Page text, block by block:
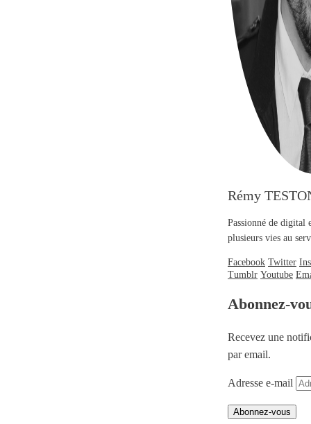
Rémy
Passionné de digital
plusieurs vies au
Facebook Twitter
Tumblr Youtube
Abonnez-
Recevez une
par email.
Adresse e-mail
Abonnez-vous